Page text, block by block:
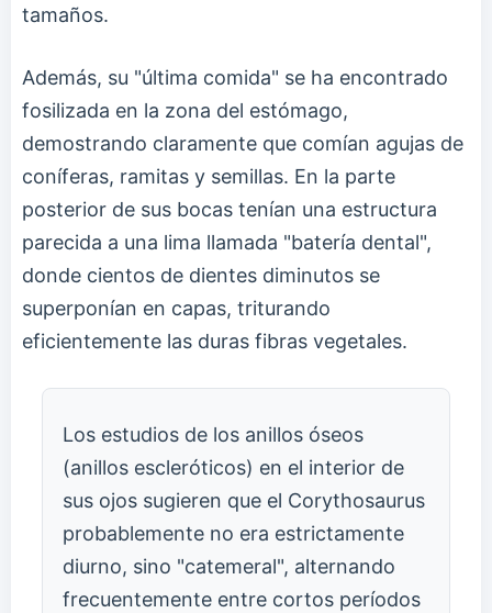
tamaños.
Además, su "última comida" se ha encontrado
fosilizada en la zona del estómago,
demostrando claramente que comían agujas de
coníferas, ramitas y semillas. En la parte
posterior de sus bocas tenían una estructura
parecida a una lima llamada "batería dental",
donde cientos de dientes diminutos se
superponían en capas, triturando
eficientemente las duras fibras vegetales.
Los estudios de los anillos óseos
(anillos escleróticos) en el interior de
sus ojos sugieren que el Corythosaurus
probablemente no era estrictamente
diurno, sino "catemeral", alternando
frecuentemente entre cortos períodos